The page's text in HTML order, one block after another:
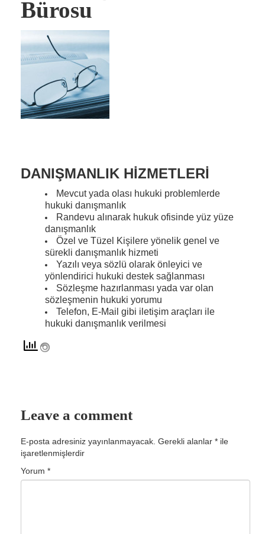
Miras Hukuku
İcra Ve İflas Hukuku
Gayrimenkul hukuku
Ticaret Hukuku
İdare ve Vergi Hukuku
Basında Derya Kuşaslan
İhbar Tazminatı Hesaplama
Kıdem Tazminatı Hesaplama
Fazla Mesai Hesaplama
İşsizlik Maaşı Hesaplama
KVKK Politikamız
Çerez ve Gizlilik Politikası
Saklama ve İmha Politikası
Aydınlatma Metni
YASAL UYARI
İLETİŞİM
Bürosu
DANIŞMANLIK HİZMETLERİ
Mevcut yada olası hukuki problemlerde
hukuki danışmanlık
Randevu alınarak hukuk ofisinde yüz yüze
danışmanlık
Özel ve Tüzel Kişilere yönelik genel ve
sürekli danışmanlık hizmeti
Yazılı veya sözlü olarak önleyici ve
yönlendirici hukuki destek sağlanması
Sözleşme hazırlanması yada var olan
sözleşmenin hukuki yorumu
Telefon, E-Mail gibi iletişim araçları ile
hukuki danışmanlık verilmesi
Leave a comment
E-posta adresiniz yayınlanmayacak. Gerekli alanlar * ile
işaretlenmişlerdir
Yorum *